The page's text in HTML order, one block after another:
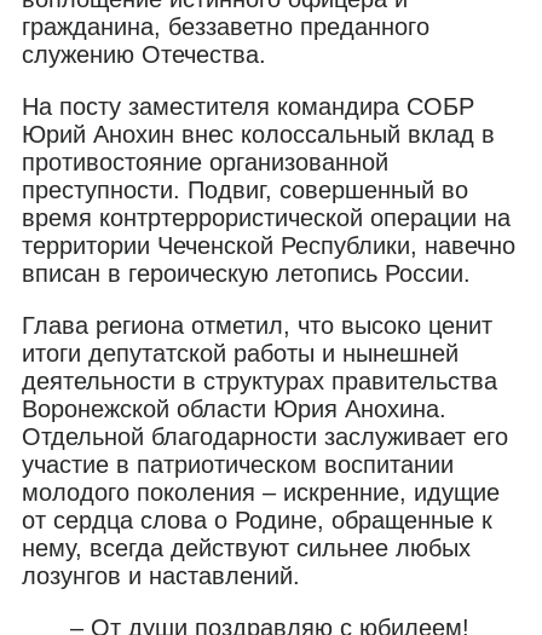
гражданина, беззаветно преданного
служению Отечества.
На посту заместителя командира СОБР
Юрий Анохин внес колоссальный вклад в
противостояние организованной
преступности. Подвиг, совершенный во
время контртеррористической операции на
территории Чеченской Республики, навечно
вписан в героическую летопись России.
Глава региона отметил, что высоко ценит
итоги депутатской работы и нынешней
деятельности в структурах правительства
Воронежской области Юрия Анохина.
Отдельной благодарности заслуживает его
участие в патриотическом воспитании
молодого поколения – искренние, идущие
от сердца слова о Родине, обращенные к
нему, всегда действуют сильнее любых
лозунгов и наставлений.
– От души поздравляю с юбилеем!